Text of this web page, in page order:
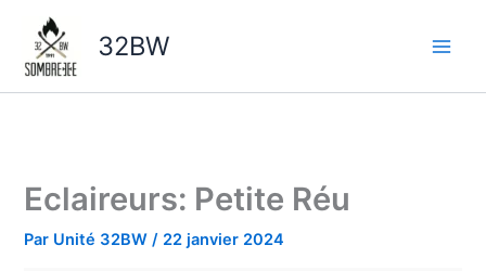
contenu
32BW
Eclaireurs: Petite Réu
Par Unité 32BW/ 22 janvier 2024
Eclaireurs:
Petite
Réu